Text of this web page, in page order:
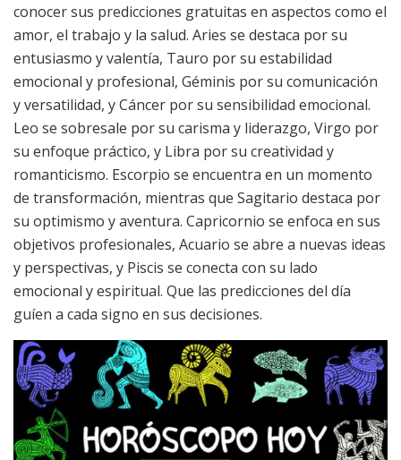
conocer sus predicciones gratuitas en aspectos como el
amor, el trabajo y la salud. Aries se destaca por su
entusiasmo y valentía, Tauro por su estabilidad
emocional y profesional, Géminis por su comunicación
y versatilidad, y Cáncer por su sensibilidad emocional.
Leo se sobresale por su carisma y liderazgo, Virgo por
su enfoque práctico, y Libra por su creatividad y
romanticismo. Escorpio se encuentra en un momento
de transformación, mientras que Sagitario destaca por
su optimismo y aventura. Capricornio se enfoca en sus
objetivos profesionales, Acuario se abre a nuevas ideas
y perspectivas, y Piscis se conecta con su lado
emocional y espiritual. Que las predicciones del día
guíen a cada signo en sus decisiones.